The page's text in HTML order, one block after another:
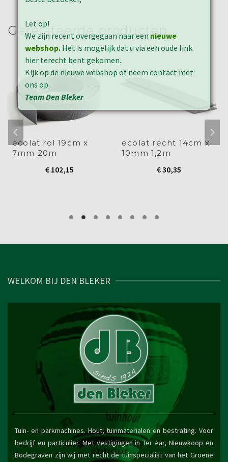
een
geopend)
een een
Gerelateerde producten
ecolat rol 19cm x
7mm 20m
€102,15
ecolat recht 14cm x
10mm 1,2m
€30,35
WELKOM BIJ DEN BLEKER
Tuin- en parkmachines. Hout, tuinmaterialen en bestrating. Voor
bedrijf en particulier. Met vestigingen in Ter Aar, Nieuwkoop en
Bodegraven zijn wij met recht de tuinspecialist van het Groene
Let op!
We zijn recent overgegaan naar een nieuwe
webshop. Het is mogelijk dat u via een oude link
hier terecht bent gekomen.
Kijk op de nieuwe webshop of neem contact met
ons op.
Team Den Bleker